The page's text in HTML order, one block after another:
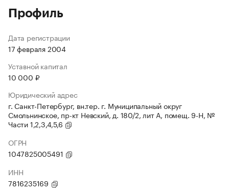
Профиль
Дата регистрации
17 февраля 2004
Уставной капитал
10 000 ₽
Юридический адрес
г. Санкт-Петербург, вн.тер. г. Муниципальный округ
Смольнинское, пр-кт Невский, д. 180/2, лит А, помещ. 9-Н, №
Части 1,2,3,4,5,6
ОГРН
1047825005491
ИНН
7816235169